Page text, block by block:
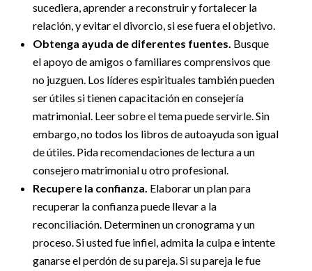
sucediera, aprender a reconstruir y fortalecer la
relación, y evitar el divorcio, si ese fuera el objetivo.
Obtenga ayuda de diferentes fuentes. Busque
el apoyo de amigos o familiares comprensivos que
no juzguen. Los líderes espirituales también pueden
ser útiles si tienen capacitación en consejería
matrimonial. Leer sobre el tema puede servirle. Sin
embargo, no todos los libros de autoayuda son igual
de útiles. Pida recomendaciones de lectura a un
consejero matrimonial u otro profesional.
Recupere la confianza. Elaborar un plan para
recuperar la confianza puede llevar a la
reconciliación. Determinen un cronograma y un
proceso. Si usted fue infiel, admita la culpa e intente
ganarse el perdón de su pareja. Si su pareja le fue